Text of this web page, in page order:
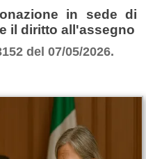
in sede di
il diritto all'assegno
del 07/05/2026.